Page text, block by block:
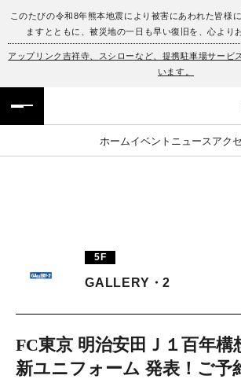
このたびの令和8年熊本地震により被害にあわれた皆様
ますとともに、被災地の一日も早い復旧を、心より
アップリンク吉祥寺、スシローなど、提携駐車場サービ
います。
ホームイベント ニュース アク
フロアガイド
イベント・ポップアップ
ニュース
PARCOメンバーズ
ENGLISH
簡体字
한국어
5F
GALLERY・2
FC東京 明治安田Ｊ１百年構
新ユニフォーム 発表！ご予